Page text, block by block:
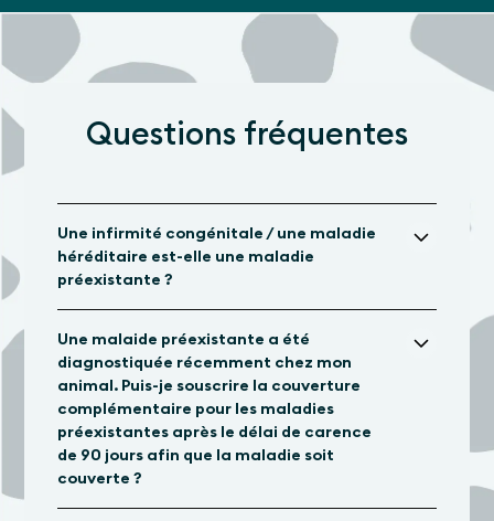
Questions fréquentes
Une infirmité congénitale / une maladie
héréditaire est-elle une maladie
préexistante ?
héréditaire est considérée comme une maladie
préexistante uniquement si elle était connue avant
le début de l’assurance. De telles maladies ne sont
couvertes que si une couverture complémentaire
pour les maladies préexistantes a été souscrite.
Une malaide préexistante a été
diagnostiquée récemment chez mon
animal. Puis-je souscrire la couverture
complémentaire pour les maladies
préexistantes après le délai de carence
de 90 jours afin que la maladie soit
couverte ?